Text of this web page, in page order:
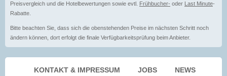
Preisvergleich und die Hotelbewertungen sowie evtl. Frühbucher- oder Last Minute-
Rabatte.
Bitte beachten Sie, dass sich die obenstehenden Preise im nächsten Schritt noch
ändern können, dort erfolgt die finale Verfügbarkeitsprüfung beim Anbieter.
KONTAKT & IMPRESSUM JOBS NEWS